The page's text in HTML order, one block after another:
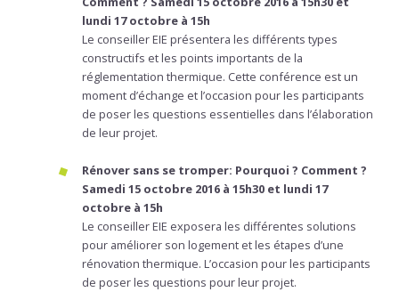
lundi 17 octobre à 15h
Le conseiller EIE présentera les différents types
constructifs et les points importants de la
réglementation thermique. Cette conférence est un
moment d’échange et l’occasion pour les participants
de poser les questions essentielles dans l’élaboration
de leur projet.
Rénover sans se tromper: Pourquoi ? Comment ?
Samedi 15 octobre 2016 à 15h30 et lundi 17
octobre à 15h
Le conseiller EIE exposera les différentes solutions
pour améliorer son logement et les étapes d’une
rénovation thermique. L’occasion pour les participants
de poser les questions pour leur projet.